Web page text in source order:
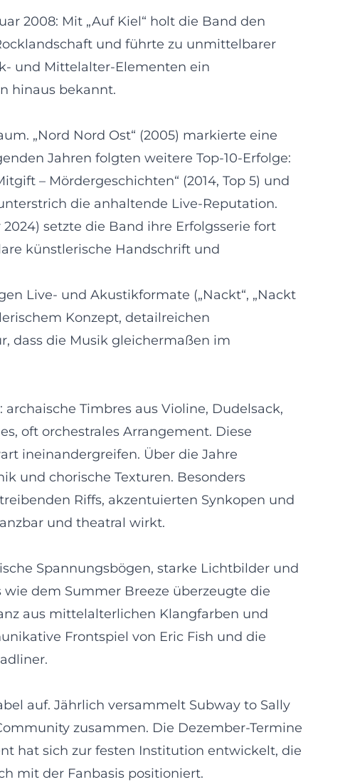
2008: Mit „Auf Kiel“ holt die Band den
und führte zu unmittelbarer
und Mittelalter-Elementen ein
hinaus bekannt.
„Nord Nord Ost“ (2005) markierte eine
Jahren folgten weitere Top-10-Erfolge:
– Mördergeschichten“ (2014, Top 5) und
die anhaltende Live-Reputation.
setzte die Band ihre Erfolgsserie fort
künstlerische Handschrift und
Live- und Akustikformate („Nackt“, „Nackt
Konzept, detailreichen
dass die Musik gleichermaßen im
Timbres aus Violine, Dudelsack,
oft orchestrales Arrangement. Diese
ineinandergreifen. Über die Jahre
und chorische Texturen. Besonders
Riffs, akzentuierten Synkopen und
und theatral wirkt.
Spannungsbögen, starke Lichtbilder und
dem Summer Breeze überzeugte die
aus mittelalterlichen Klangfarben und
Frontspiel von Eric Fish und die
auf. Jährlich versammelt Subway to Sally
zusammen. Die Dezember-Termine
hat sich zur festen Institution entwickelt, die
mit der Fanbasis positioniert.